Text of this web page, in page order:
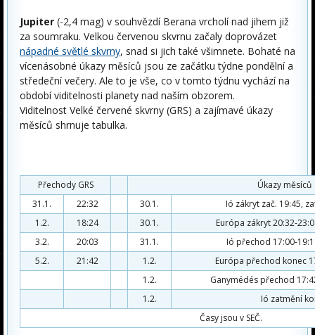
Jupiter (-2,4 mag) v souhvězdí Berana vrcholí nad jihem již
za soumraku. Velkou červenou skvrnu začaly doprovázet
nápadné světlé skvrny, snad si jich také všimnete. Bohaté na
vícenásobné úkazy měsíců jsou ze začátku týdne pondělní a
středeční večery. Ale to je vše, co v tomto týdnu vychází na
období viditelnosti planety nad naším obzorem.
Viditelnost Velké červené skvrny (GRS) a zajímavé úkazy
měsíců shrnuje tabulka.
Přechody GRS
Úkazy měsíců
31.1.
22:32 30.1.
Ió zákryt zač. 19:45,
1.2.
18:24 30.1.
Európa zákryt 20:32-
3.2.
20:03 31.1.
Ió přechod 17:00-
5.2.
21:42 1.2.
Európa přechod konec
1.2.
Ganymédés přechod
1.2.
Ió zatmění
Časy jsou v SEČ.